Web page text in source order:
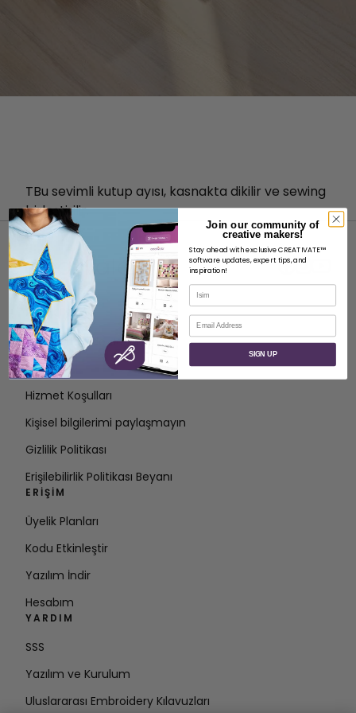
TBu sevimli kutup ayısı, kasnakta dikilir ve sewing
birleştirilir.
HAKKINDA
SVP Worldwide Hakkında
İletişim
Hizmet Koşulları
Kişisel bilgilerimi paylaşmayın
Gizlilik Politikası
Erişilebilirlik Politikası Beyanı
ERIŞIM
Üyelik Planları
Kodu Etkinleştir
Yazılım İndir
Hesabım
YARDIM
SSS
Yazılım ve Kurulum
Uluslararası Embroidery Kılavuzları
Join our community of
creative makers!
Stay ahead with exclusive CREATIVATE™
software updates, expert tips, and
inspiration!
İsim
E-posta
SIGN UP